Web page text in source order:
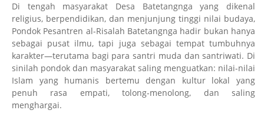
Di tengah masyarakat Desa Batetangnga yang dikenal
religius, berpendidikan, dan menjunjung tinggi nilai budaya,
Pondok Pesantren al-Risalah Batetangnga hadir bukan hanya
sebagai pusat ilmu, tapi juga sebagai tempat tumbuhnya
karakter—terutama bagi para santri muda dan santriwati. Di
sinilah pondok dan masyarakat saling menguatkan: nilai-nilai
Islam yang humanis bertemu dengan kultur lokal yang
penuh rasa empati, tolong-menolong, dan saling
menghargai.